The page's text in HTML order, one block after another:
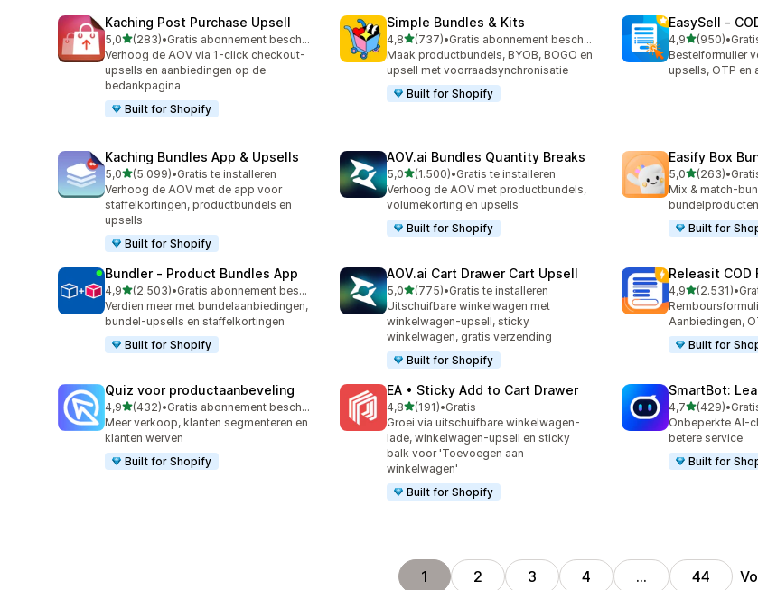
Kaching Post Purchase Upsell
5,0van 5 sterren
(283)
283 recensies in totaal
•
Gratis abonnement beschikbaar
Verhoog de AOV via 1-click checkout-
upsells en aanbiedingen op de
bedankpagina
Built for Shopify
Simple Bundles & Kits
4,8van 5 sterren
(737)
737 recensies in totaal
•
Gratis abonnement beschikbaar
Maak productbundels, BYOB, BOGO en
upsell met voorraadsynchronisatie
Built for Shopify
EasySell ‑
4,9van 5 sterren
(950)
950 recensies in
•
Bestelformulier
upsells, OTP en
Kaching Bundles App & Upsells
5,0van 5 sterren
(5.099)
5099 recensies in totaal
•Gratis te installeren
Verhoog de AOV met de app voor
staffelkortingen, productbundels en
upsells
Built for Shopify
AOV.ai Bundles Quantity Breaks
5,0van 5 sterren
(1.500)
1500 recensies in totaal
•Gratis te installeren
Verhoog de AOV met productbundels,
volumekorting en upsells
Built for Shopify
Easify Box
5,0van 5 sterren
(263)
263 recensies in
•
Mix & match-
Built for
Bundler ‑ Product Bundles App
4,9van 5 sterren
(2.503)
2503 recensies in totaal
•
Gratis abonnement beschikbaar
Verdien meer met bundelaanbiedingen,
bundel-upsells en staffelkortingen
Built for Shopify
AOV.ai Cart Drawer Cart Upsell
5,0van 5 sterren
(775)
775 recensies in totaal
•Gratis te installeren
Uitschuifbare winkelwagen met
winkelwagen-upsell, sticky
winkelwagen, gratis verzending
Built for Shopify
Releasit COD
4,9van 5 sterren
(2.531)
2531 recensies
•
Aanbiedingen,
Built for
Quiz voor productaanbeveling
4,9van 5 sterren
(432)
432 recensies in totaal
•
Gratis abonnement beschikbaar
Meer verkoop, klanten segmenteren en
klanten werven
Built for Shopify
EA • Sticky Add to Cart Drawer
4,8van 5 sterren
(191)
191 recensies in totaal
•Gratis
Groei via uitschuifbare winkelwagen-
lade, winkelwagen-upsell en sticky
balk voor 'Toevoegen aan
winkelwagen'
Built for Shopify
SmartBot:
4,7van 5 sterren
(429)
429 recensies in
•
Onbeperkte AI-
betere service
Built for
1 2 3 4 … 44